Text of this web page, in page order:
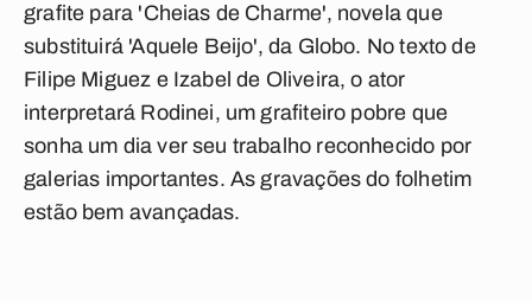
grafite para 'Cheias de Charme', novela que
substituirá 'Aquele Beijo', da Globo. No texto de
Filipe Miguez e Izabel de Oliveira, o ator
interpretará Rodinei, um grafiteiro pobre que
sonha um dia ver seu trabalho reconhecido por
galerias importantes. As gravações do folhetim
estão bem avançadas.